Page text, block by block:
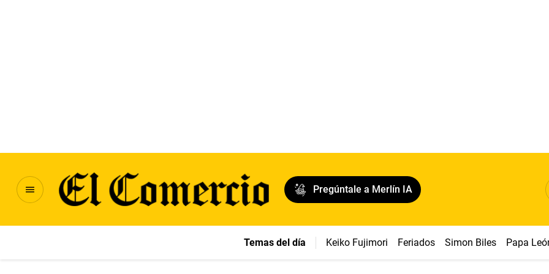
Pregúntale a Merlín IA
Temas del día Keiko Fujimori Feriados Simon Biles Papa